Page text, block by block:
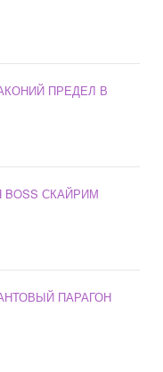
ПРЕДЕЛ В
СКАЙРИМ
ПАРАГОН